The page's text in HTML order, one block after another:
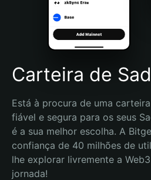
Português (Brasil)
Español (Argentina)
Carteira de
Está à procura de uma
fiável e segura para os seus
é a sua melhor escolha. A
confiança de 40 milhões de
lhe explorar livremente a
jornada!